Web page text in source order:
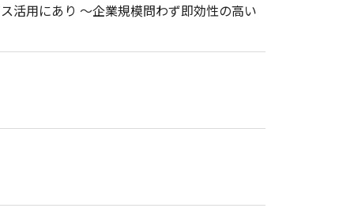
活用にあり ～企業規模問わず即効性の高い